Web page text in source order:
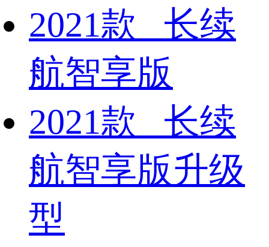
2021款 长续
航智享版
2021款 长续
航智享版升级
型